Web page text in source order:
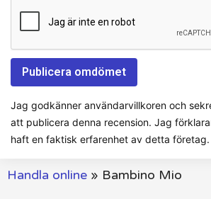
Jag godkänner användarvillkoren och
att publicera denna recension. Jag
haft en faktisk erfarenhet av detta företag.
Handla online » Bambino Mio